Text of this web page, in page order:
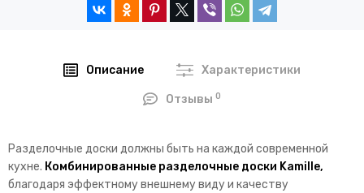
Описание Характеристики
Отзывы0
Разделочные доски должны быть на каждой современной
кухне. Комбинированные разделочные доски Kamille,
благодаря эффектному внешнему виду и качеству